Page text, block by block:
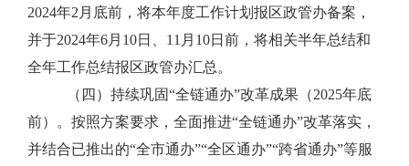
2024年2 月底前，将本年度工作计划报区政管办备案，
并于2024年6月 10日、 11 月 10日前，将相关半年总结和
全年工作总结报区政管办汇总。
（四）持续巩固“全链通办”改革成果（2025年底
前）。 按照方案要求，全面推进“全链通办”改革落实，
并结合已推出的“全市通办”“全区通办”“跨省通办”等服